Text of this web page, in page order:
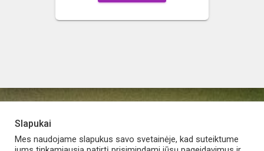
PARDUOTUVĖ APIE VAISTINĘ MANO PASKYRA
Slapukai
Mes naudojame slapukus savo svetainėje, kad suteiktume